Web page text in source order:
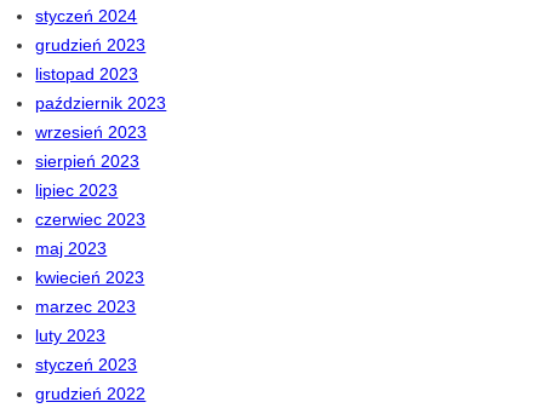
styczeń 2024
grudzień 2023
listopad 2023
październik 2023
wrzesień 2023
sierpień 2023
lipiec 2023
czerwiec 2023
maj 2023
kwiecień 2023
marzec 2023
luty 2023
styczeń 2023
grudzień 2022